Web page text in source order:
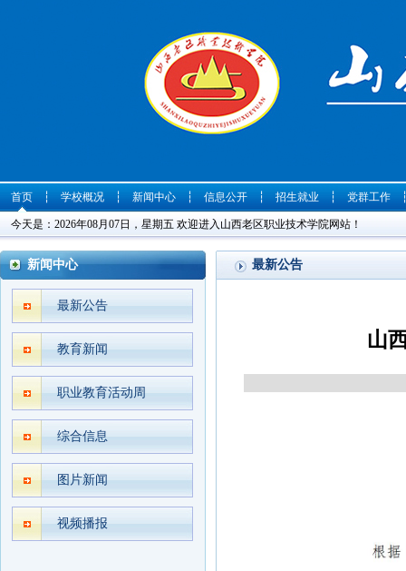
首页
今天是：2026年08月07日，星期五 欢迎进入山西老区职业技术学院网站！
┆ 学校概况 ┆ 新闻中心 ┆ 信息公开 ┆ 招生就业 ┆ 党群工作
新闻中心
最新公告
教育新闻
职业教育活动周
综合信息
图片新闻
视频播报
最新公告
山